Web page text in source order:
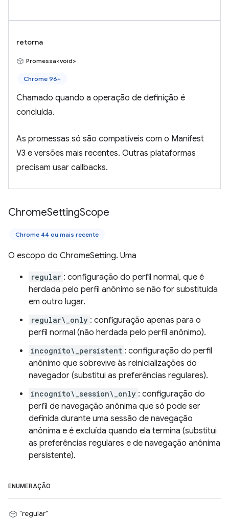
retorna
Promessa<void>
Chrome 96+
Chamado quando a operação de definição é
concluída.
As promessas só são compatíveis com o Manifest
V3 e versões mais recentes. Outras plataformas
precisam usar callbacks.
ChromeSettingScope
Chrome 44 ou mais recente
O escopo do ChromeSetting. Uma
regular : configuração do perfil normal, que é
herdada pelo perfil anônimo se não for substituída
em outro lugar.
regular\_only : configuração apenas para o
perfil normal (não herdada pelo perfil anônimo).
incognito\_persistent : configuração do perfil
anônimo que sobrevive às reinicializações do
navegador (substitui as preferências regulares).
incognito\_session\_only : configuração do
perfil de navegação anônima que só pode ser
definida durante uma sessão de navegação
anônima e é excluída quando ela termina (substitui
as preferências regulares e de navegação anônima
persistente).
ENUMERAÇÃO
"regular"